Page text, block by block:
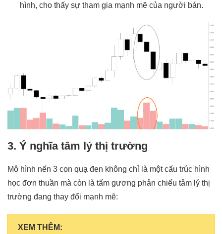
hình, cho thấy sự tham gia mạnh mẽ của người bán.
3. Ý nghĩa tâm lý thị trường
Mô hình nến 3 con quạ đen không chỉ là một cấu trúc hình
học đơn thuần mà còn là tấm gương phản chiếu tâm lý thị
trường đang thay đổi mạnh mẽ:
XEM THÊM: